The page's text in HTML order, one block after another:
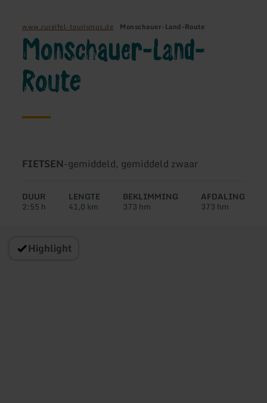
www.rureifel-tourismus.de Monschauer-Land-Route
Monschauer-Land-
Route
Soort
FIETSEN-Moeilijkheidsgraad:
gemiddeld, gemiddeld zwaar
DUUR
2:55 h
LENGTE
41,0 km
BEKLIMMING
373 hm
AFDALING
373 hm
Highlight